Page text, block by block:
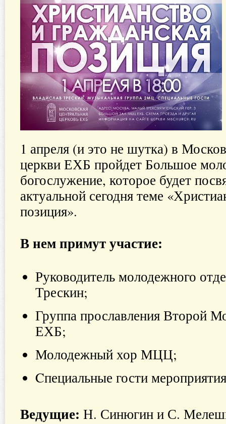
1 апреля (и это не шутка) в
церкви ЕХБ пройдет Большое
богослужение, которое будет
актуальной сегодня теме
позиция».
В нем примут участие:
Руководитель молодежного
Трескин;
Группа прославления Второй
ЕХБ;
Молодежный хор МЦЦ;
Cпециальные гости
Ведущие: Н. Синюгин и С.